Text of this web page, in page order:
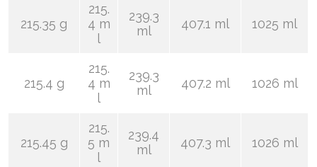
215.35 g
215.
4 m
l
239.3
ml
407.1 ml 1025 ml
215.4 g
215.
4 m
l
239.3
ml
407.2 ml 1026 ml
215.45 g
215.
5 m
l
239.4
ml
407.3 ml 1026 ml